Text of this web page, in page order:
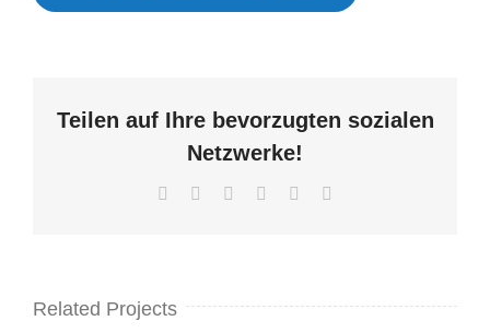
Teilen auf Ihre bevorzugten sozialen
Netzwerke!
Facebook LinkedInWhatsApp
Pinterest
Related Projects